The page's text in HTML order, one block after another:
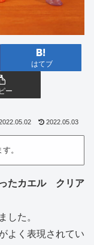
はてブ
ー
2022.05.03
。
たカエル クリア
した。
よく表現されてい